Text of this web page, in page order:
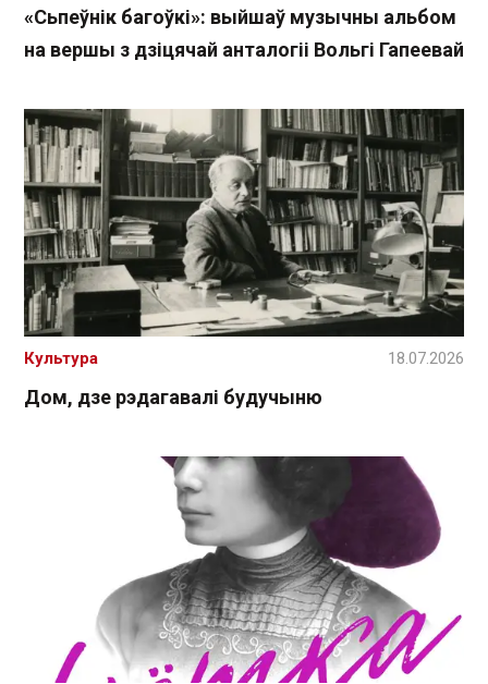
«Сьпеўнік багоўкі»: выйшаў музычны альбом
на вершы з дзіцячай анталогіі Вольгі Гапеевай
Дом, дзе рэдагавалі будучыню
Культура 18.07.2026